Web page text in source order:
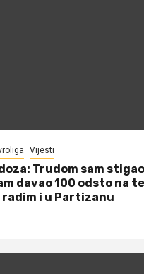
Vijesti
Trudom sam
davao 100 odsto na
radim i u Partizanu